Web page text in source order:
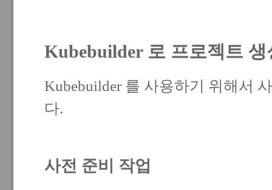
Kubebuilder 로 프로젝트 생
Kubebuilder 를 사용하기 위해서
다.
사전 준비 작업